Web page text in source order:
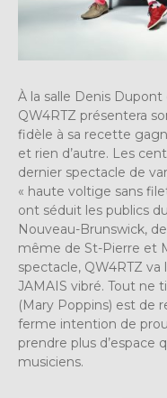
À la salle Denis
QW4RTZ présentera
fidèle à sa recette
et rien d’autre. Les
dernier spectacle de
« haute voltige sans
ont séduit les publics
Nouveau-Brunswick,
même de St-Pierre et
spectacle, QW4RTZ va
JAMAIS vibré. Tout ne
(Mary Poppins) est de
ferme intention de
prendre plus d’espace
musiciens.